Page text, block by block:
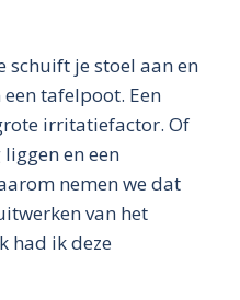
schuift je stoel aan en
tafelpoot. Een
irritatiefactor. Of
en een
nemen we dat
van het
had ik deze